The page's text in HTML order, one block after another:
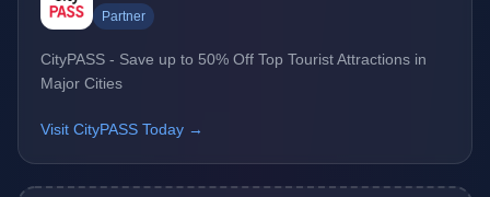
Partner
CityPASS - Save up to 50% Off Top Tourist Attractions in
Major Cities
Visit CityPASS Today →